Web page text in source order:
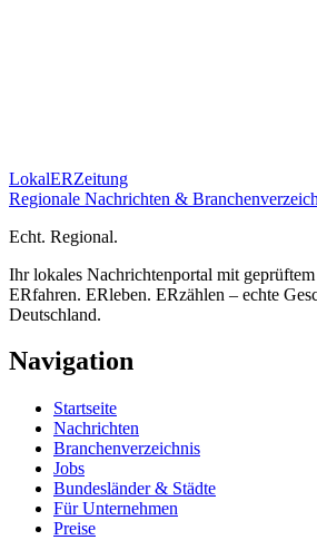
LokalERZeitung
Regionale Nachrichten &
Echt. Regional.
Ihr lokales Nachrichtenportal mit
ERfahren. ERleben. ERzählen – echte
Deutschland.
Navigation
Startseite
Nachrichten
Branchenverzeichnis
Jobs
Bundesländer & Städte
Für Unternehmen
Preise